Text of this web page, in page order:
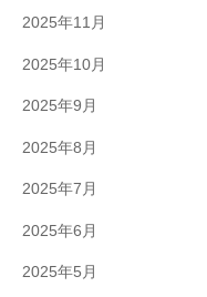
2025年11月
2025年10月
2025年9月
2025年8月
2025年7月
2025年6月
2025年5月